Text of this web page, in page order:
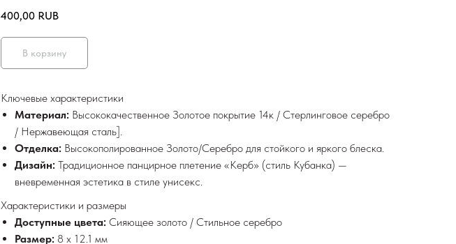
400,00 RUB
В корзину
Ключевые характеристики
Материал: Высококачественное Золотое покрытие 14к / Стерлинговое серебро
/ Нержавеющая сталь].
Отделка: Высокополированное Золото/Серебро для стойкого и яркого блеска.
Дизайн: Традиционное панцирное плетение «Керб» (стиль Кубанка) —
вневременная эстетика в стиле унисекс.
Характеристики и размеры
Доступные цвета: Сияющее золото / Стильное серебро
Размер: 8 x 12.1 мм